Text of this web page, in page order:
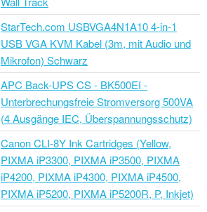
StarTech.com USBVGA4N1A10 4-in-1
USB VGA KVM Kabel (3m, mit Audio und
Mikrofon) Schwarz
APC Back-UPS CS - BK500EI -
Unterbrechungsfreie Stromversorg 500VA
(4 Ausgänge IEC, Überspannungsschutz)
Canon CLI-8Y Ink Cartridges (Yellow,
PIXMA iP3300, PIXMA iP3500, PIXMA
iP4200, PIXMA iP4300, PIXMA iP4500,
PIXMA iP5200, PIXMA iP5200R, P, Inkjet)